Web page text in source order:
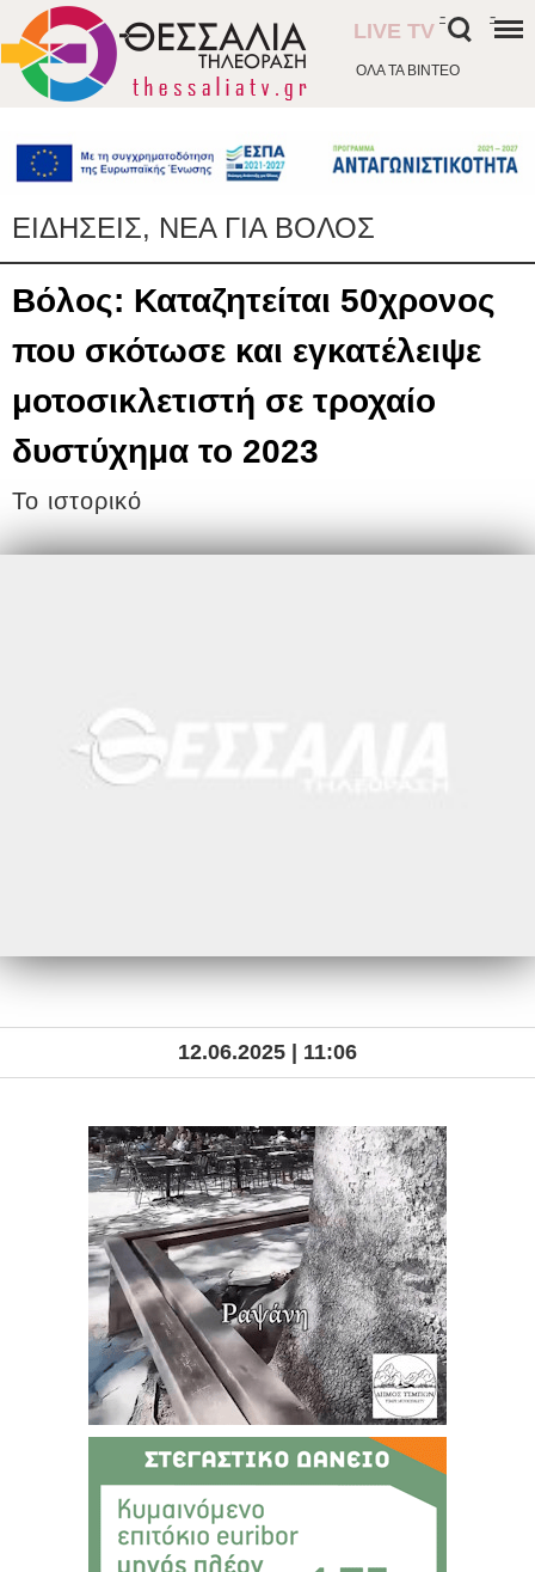
ΟΛΑ ΤΑ ΒΙΝΤΕΟ
LIVE TV
- -
ΕΙΔΗΣΕΙΣ, ΝΕΑ ΓΙΑ ΒΟΛΟΣ
Βόλος: Καταζητείται 50χρονος
που σκότωσε και εγκατέλειψε
μοτοσικλετιστή σε τροχαίο
δυστύχημα το 2023
Το ιστορικό
12.06.2025 | 11:06